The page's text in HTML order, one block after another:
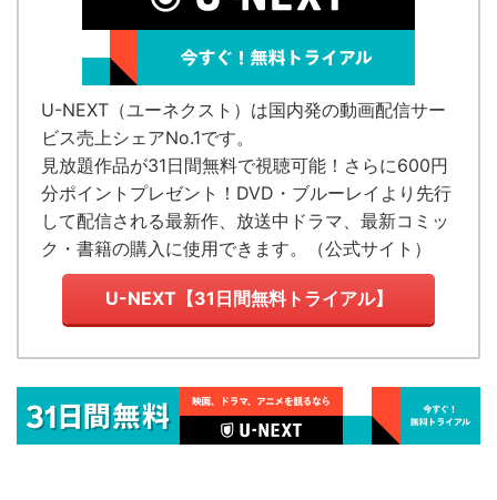
U-NEXT（ユーネクスト） は国内発の動画配信サー
ビス売上シェアNo.1です。
見放題作品が31日間無料で視聴可能！ さらに600円
分ポイントプレゼント！DVD・ブルーレイより先行
して配信される最新作、放送中ドラマ、最新コミッ
ク・書籍の購入に使用できます。（公式サイト ）
U-NEXT【31日間無料トライアル】